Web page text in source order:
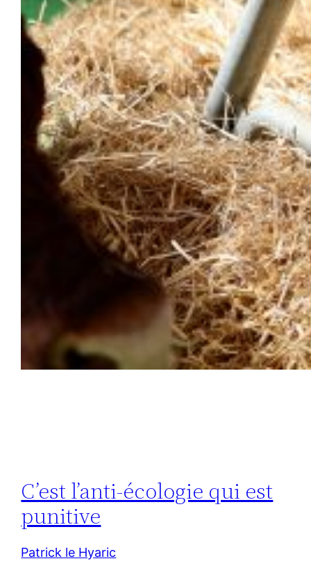
C’est l’anti-écologie qui est
punitive
Patrick le Hyaric